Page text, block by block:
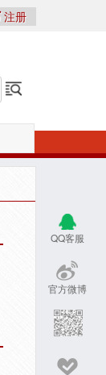
注册
QQ客服
官方微博